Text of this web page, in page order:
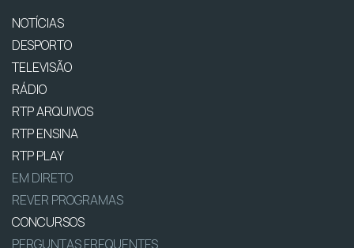
NOTÍCIAS
DESPORTO
TELEVISÃO
RÁDIO
RTP ARQUIVOS
RTP ENSINA
RTP PLAY
EM DIRETO
REVER PROGRAMAS
CONCURSOS
PERGUNTAS FREQUENTES